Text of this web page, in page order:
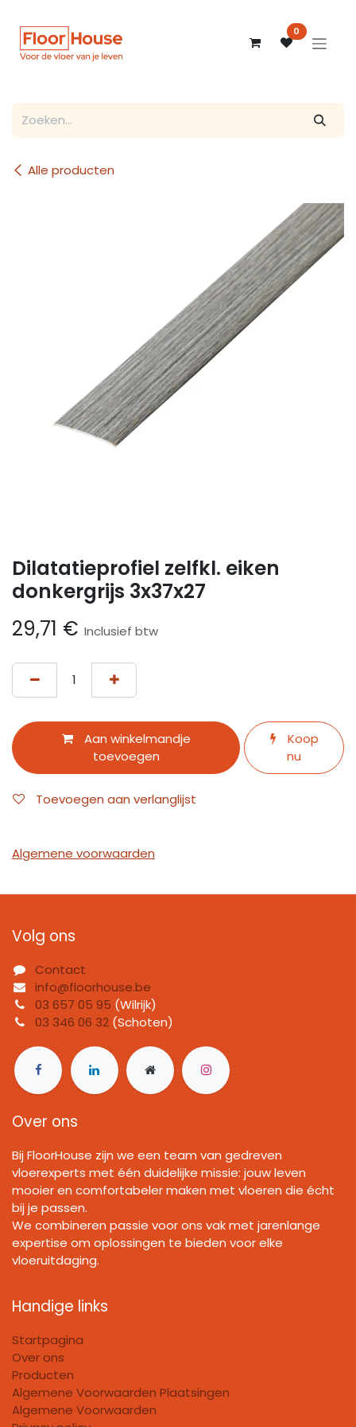
0
Alle producten
Dilatatieprofiel zelfkl. eiken
donkergrijs 3x37x27
29,71 € Inclusief btw
Aan winkelmandje
toevoegen
Koop
nu
Toevoegen aan verlanglijst
Algemene voorwaarden
Volg ons
Contact
info@floorhouse.be
03 657 05 95 (Wilrijk)
03 346 06 32 (Schoten)
Over ons
Bij FloorHouse zijn we een team van gedreven
vloerexperts met één duidelijke missie: jouw leven
mooier en comfortabeler maken met vloeren die écht
bij je passen.
We combineren passie voor ons vak met jarenlange
expertise om oplossingen te bieden voor elke
vloeruitdaging.
Handige links
Startpagina
Over ons
Producten
Algemene Voorwaarden Plaatsingen
Algemene Voorwaarden